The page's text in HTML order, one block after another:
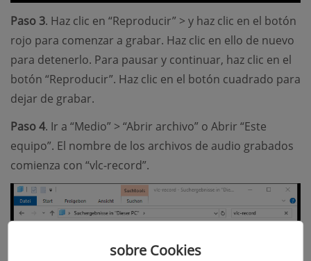
Paso 3. Haz clic en “Reproducir” > y haz clic en el botón
rojo para comenzar a grabar. Haz clic en ello de nuevo
para detenerlo. Para pausar y continuar, haz clic en el
botón “Reproducir”. Haz clic en el botón cuadrado para
dejar de grabar.
Paso 4. Ir a “Medio” > “Abrir archivo” o Abrir “Este
equipo”. El nombre de los archivos de audio grabados
comienza con “vlc-record”.
sobre Cookies